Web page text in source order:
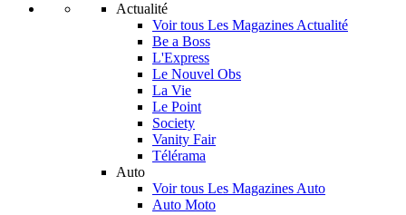
Actualité
Voir tous Les Magazines Actualité
Be a Boss
L'Express
Le Nouvel Obs
La Vie
Le Point
Society
Vanity Fair
Télérama
Auto
Voir tous Les Magazines Auto
Auto Moto